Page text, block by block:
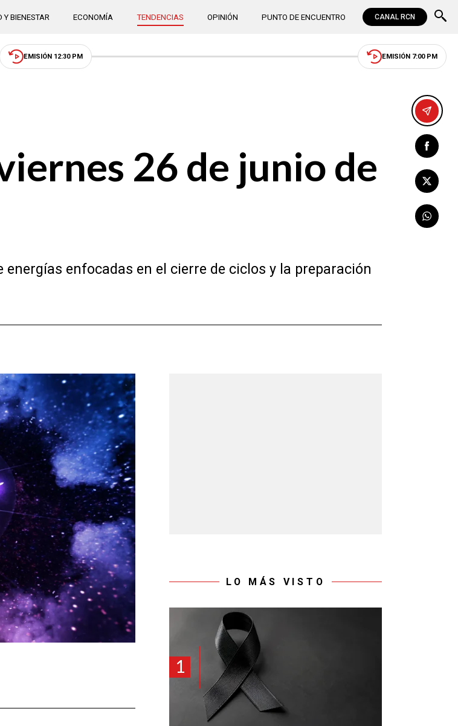
Y BIENESTAR ECONOMÍA TENDENCIAS OPINIÓN PUNTO DE ENCUENTRO CANAL RCN
EMISIÓN 12:30 PM EMISIÓN 7:00 PM
26 de junio de
enfocadas en el cierre de ciclos y la preparación
LO MÁS VISTO
1